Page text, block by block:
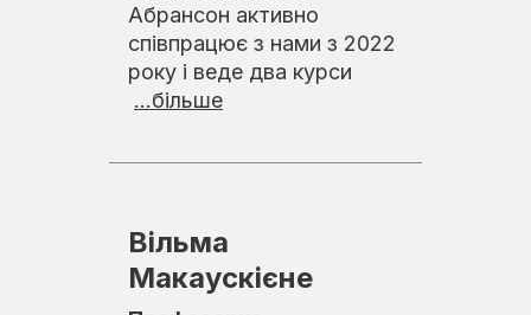
Абрансон активно
співпрацює з нами з 2022
року і веде два курси
...більше
Вільма
Макаускієне